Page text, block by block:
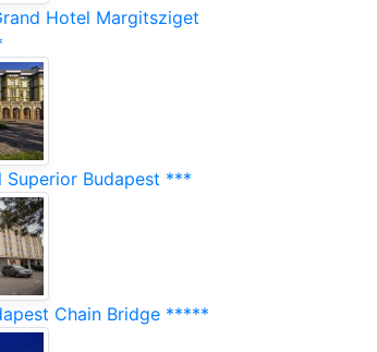
Hotel Margitsziget
Budapest ***
Chain Bridge *****